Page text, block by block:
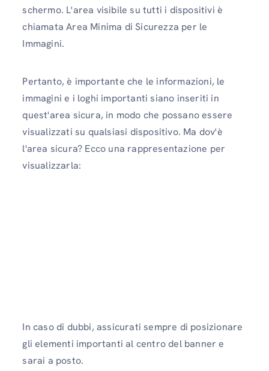
schermo. L'area visibile su tutti i dispositivi è
chiamata Area Minima di Sicurezza per le
Immagini.
Pertanto, è importante che le informazioni, le
immagini e i loghi importanti siano inseriti in
quest'area sicura, in modo che possano essere
visualizzati su qualsiasi dispositivo. Ma dov'è
l'area sicura? Ecco una rappresentazione per
visualizzarla:
In caso di dubbi, assicurati sempre di posizionare
gli elementi importanti al centro del banner e
sarai a posto.